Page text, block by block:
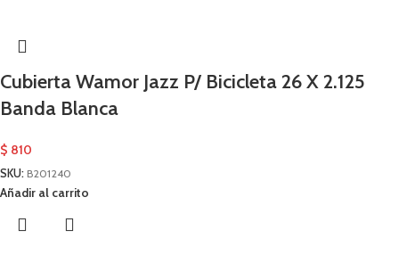
Cubierta Wamor Jazz P/ Bicicleta 26 X 2.125
Banda Blanca
$ 810
SKU: B201240
Añadir al carrito